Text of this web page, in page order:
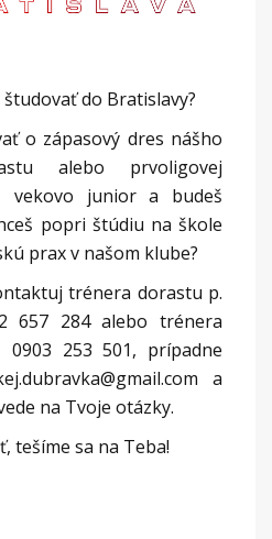
do Bratislavy?
o zápasový dres nášho
alebo prvoligovej
vekovo junior a budeš
popri štúdiu na škole
prax v našom klube?
trénera dorastu p.
657 284 alebo trénera
253 501, prípadne
a
na Tvoje otázky.
tešíme sa na Teba!